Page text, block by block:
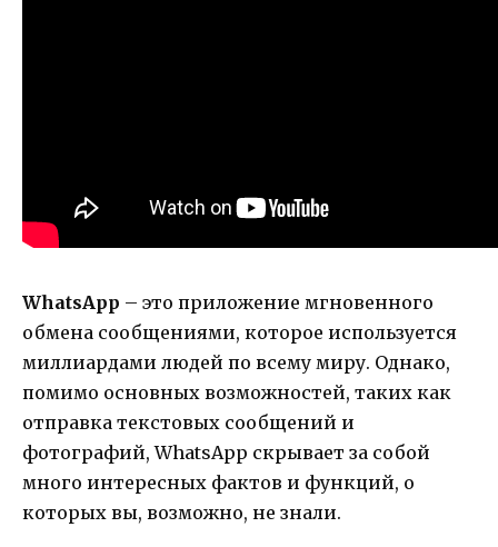
WhatsApp – это приложение мгновенного
обмена сообщениями, которое используется
миллиардами людей по всему миру. Однако,
помимо основных возможностей, таких как
отправка текстовых сообщений и
фотографий, WhatsApp скрывает за собой
много интересных фактов и функций, о
которых вы, возможно, не знали.